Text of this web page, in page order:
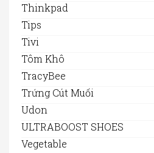
Thinkpad
Tips
Tivi
Tôm Khô
TracyBee
Trứng Cút Muối
Udon
ULTRABOOST SHOES
Vegetable